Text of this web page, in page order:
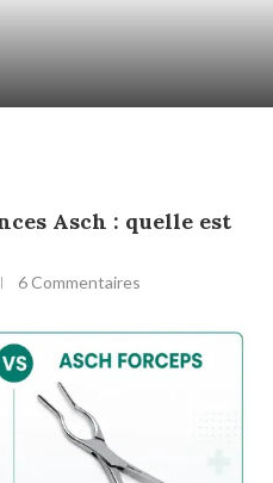
Asch : quelle est
6 Commentaires